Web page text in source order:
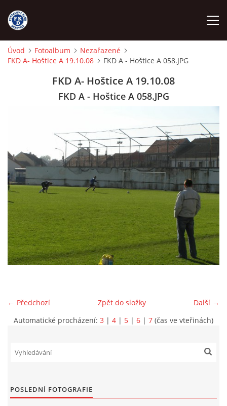
ÚVOD
FKD B
STARŠÍ DOROST
STARŠÍ ŽÁCI
MLADŠÍ ŽÁCI
STARŠÍ PŘÍPRAVKA R 2012 + 2013
ARCHÍV
Úvod Fotoalbum
Nezařazené
FKD A- Hoštice A 19.10.08
FKD A - Hoštice A 058.JPG
FKD A- Hoštice A 19.10.08
FKD A - Hoštice A 058.JPG
← Předchozí Další →
Zpět do složky
Automatické procházení: 3 | 4 | 5 | 6 | 7 (čas ve vteřinách)
POSLEDNÍ FOTOGRAFIE